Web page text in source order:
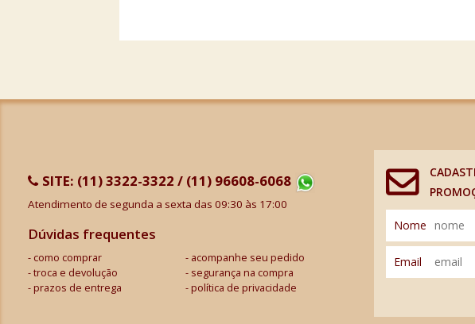
SITE: (11) 3322-3322 / (11) 96608-6068
Atendimento de segunda a sexta das 09:30 às 17:00
Dúvidas frequentes
como comprar
acompanhe seu pedido
troca e devolução
segurança na compra
prazos de entrega
política de privacidade
Nome
Email